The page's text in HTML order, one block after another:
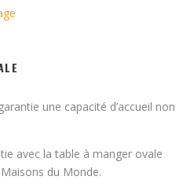
une capacité d’accueil non
avec la table à manger ovale
du Monde.